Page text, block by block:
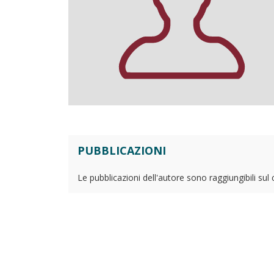
PUBBLICAZIONI
Le pubblicazioni dell'autore sono raggiungibili